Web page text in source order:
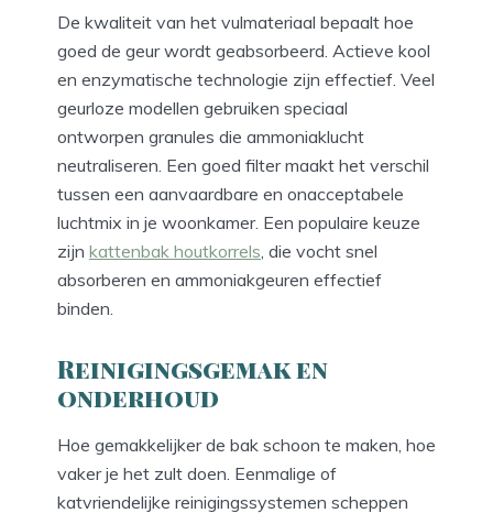
De kwaliteit van het vulmateriaal bepaalt hoe
goed de geur wordt geabsorbeerd. Actieve kool
en enzymatische technologie zijn effectief. Veel
geurloze modellen gebruiken speciaal
ontworpen granules die ammoniaklucht
neutraliseren. Een goed filter maakt het verschil
tussen een aanvaardbare en onacceptabele
luchtmix in je woonkamer. Een populaire keuze
zijn kattenbak houtkorrels , die vocht snel
absorberen en ammoniakgeuren effectief
binden.
Reinigingsgemak en
onderhoud
Hoe gemakkelijker de bak schoon te maken, hoe
vaker je het zult doen. Eenmalige of
katvriendelijke reinigingssystemen scheppen